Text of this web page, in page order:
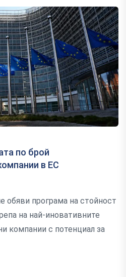
по брой
в ЕС
обяви програма на стойност
на най-иновативните
компании с потенциал за